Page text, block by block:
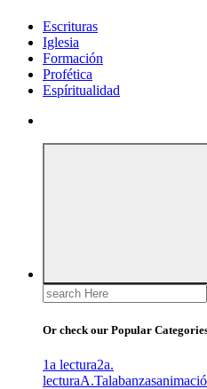
Escrituras
Iglesia
Formación
Profética
Espíritualidad
Search
for:
Or check our Popular
1a lectura2a.
lecturaA.Talabanzas